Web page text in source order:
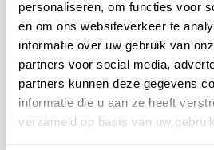
personaliseren, om functies voor
en om ons websiteverkeer te
informatie over uw gebruik van
partners voor social media,
partners kunnen deze gegevens
informatie die u aan ze heeft
verzameld op basis van uw